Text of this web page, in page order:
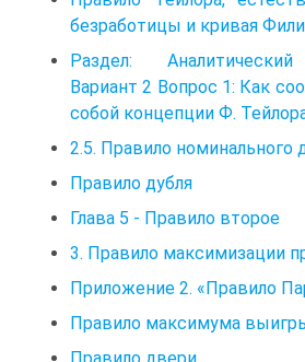
безработицы и кривая
Раздел:
Вариант 2 Вопрос 1: Как
собой концепции Ф.
2.5. Правило номинального
Правило дубля
Глава 5 - Правило второе
3. Правило максимизации
Приложение 2. «Правило
Правило максимума